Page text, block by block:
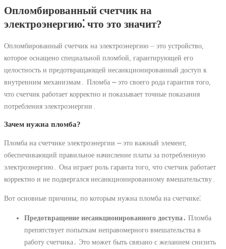
Опломбированный счетчик на
электроэнергию⁚ что это значит?
Опломбированный счетчик на электроэнергию ⏤ это устройство,
которое оснащено специальной пломбой, гарантирующей его
целостность и предотвращающей несанкционированный доступ к
внутренним механизмам․ Пломба ⎼ это своего рода гарантия того,
что счетчик работает корректно и показывает точные показания
потребления электроэнергии․
Зачем нужна пломба?
Пломба на счетчике электроэнергии ⎼ это важный элемент,
обеспечивающий правильное начисление платы за потребленную
электроэнергию․ Она играет роль гаранта того, что счетчик работает
корректно и не подвергался несанкционированному вмешательству․
Вот основные причины, по которым нужна пломба на счетчике⁚
Предотвращение несанкционированного доступа․ Пломба
препятствует попыткам неправомерного вмешательства в
работу счетчика․ Это может быть связано с желанием снизить